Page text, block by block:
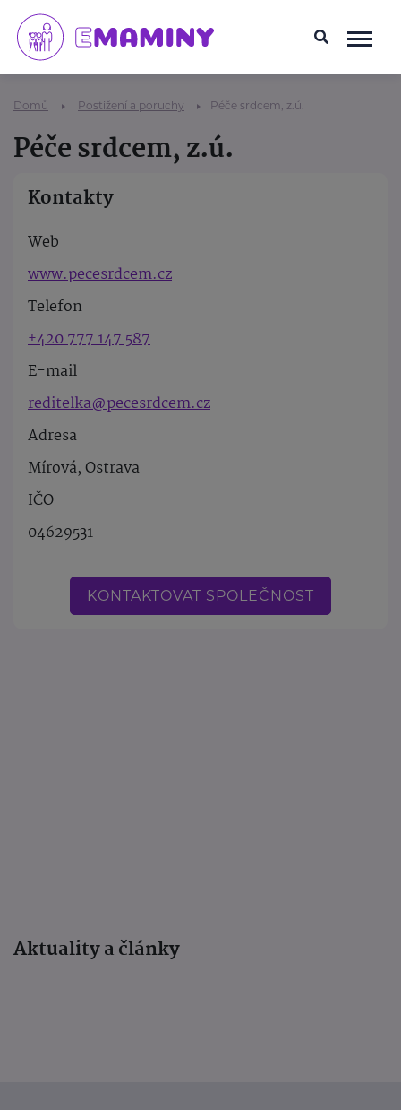
Domů Postižení a poruchy Péče srdcem, z.ú.
Péče srdcem, z.ú.
Kontakty
Web
www.pecesrdcem.cz
Telefon
+420 777 147 587
E-mail
reditelka@pecesrdcem.cz
Adresa
Mírová, Ostrava
IČO
04629531
KONTAKTOVAT SPOLEČNOST
Aktuality a články